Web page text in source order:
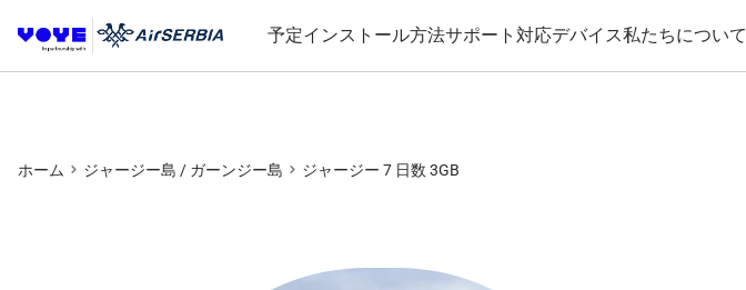
予定インストール方法サポート 対応デバイス私たちについて
ホーム ジャージー島 / ガーンジー島 ジャージー 7 日数 3GB